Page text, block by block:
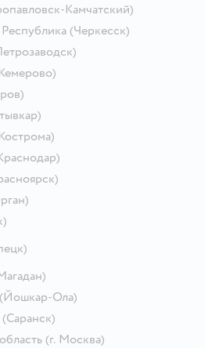
Камчатский)
(Черкесск)
(Йошкар-Ола)
(Саранск)
(г. Москва)